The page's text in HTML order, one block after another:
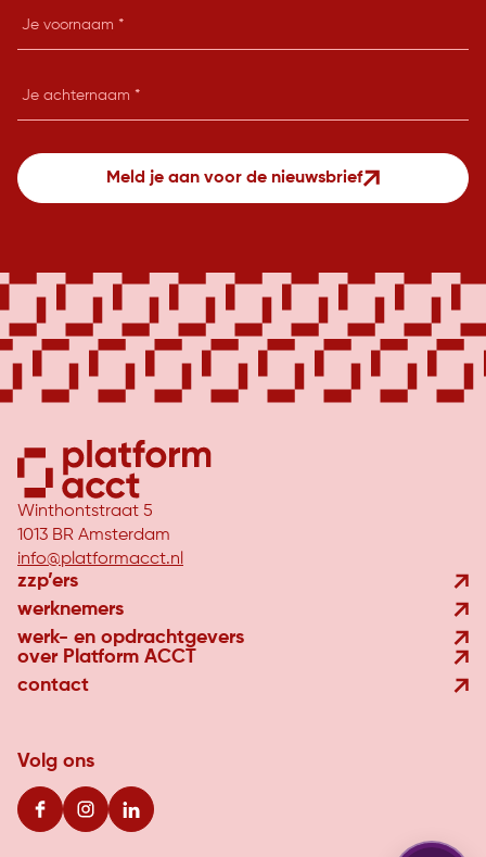
Meld je aan voor de nieuwsbrief
Winthontstraat 5
1013 BR Amsterdam
info@platformacct.nl
zzp’ers
werknemers
werk- en opdrachtgevers
over Platform ACCT
contact
Volg ons